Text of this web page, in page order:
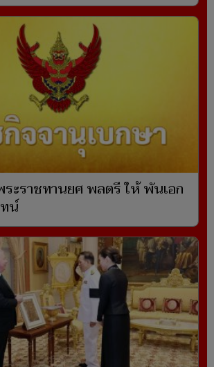
ระราชทานยศ พลตรี ให้ พันเอก
น์